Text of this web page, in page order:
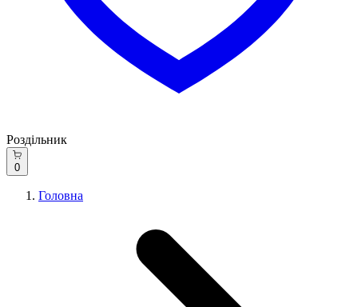
Роздільник
0
Головна